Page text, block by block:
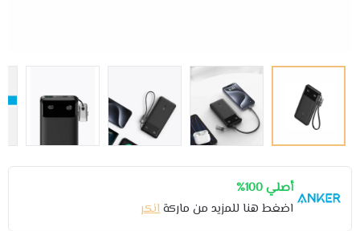
أصلي 100%
اضغط هنا للمزيد من ماركةانكر